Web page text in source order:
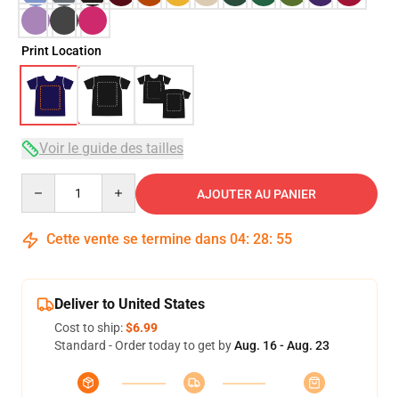
Print Location
Voir le guide des tailles
AJOUTER AU PANIER
Cette vente se termine dans 04: 28: 54
Deliver to United States
Cost to ship:$6.99
Standard - Order today to get byAug. 16 - Aug. 23